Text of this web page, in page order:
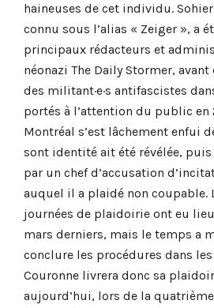
haineuses de cet individu.
connu sous l’alias « Zeiger », a
principaux rédacteurs et
néonazi The Daily Stormer, avant
des militant·e·s antifascistes
portés à l’attention du public en
Montréal s’est lâchement enfui
sont identité ait été révélée, puis
par un chef d’accusation
auquel il a plaidé non coupable.
journées de plaidoirie ont eu
mars derniers, mais le temps a
conclure les procédures dans
Couronne livrera donc sa
aujourd’hui, lors de la